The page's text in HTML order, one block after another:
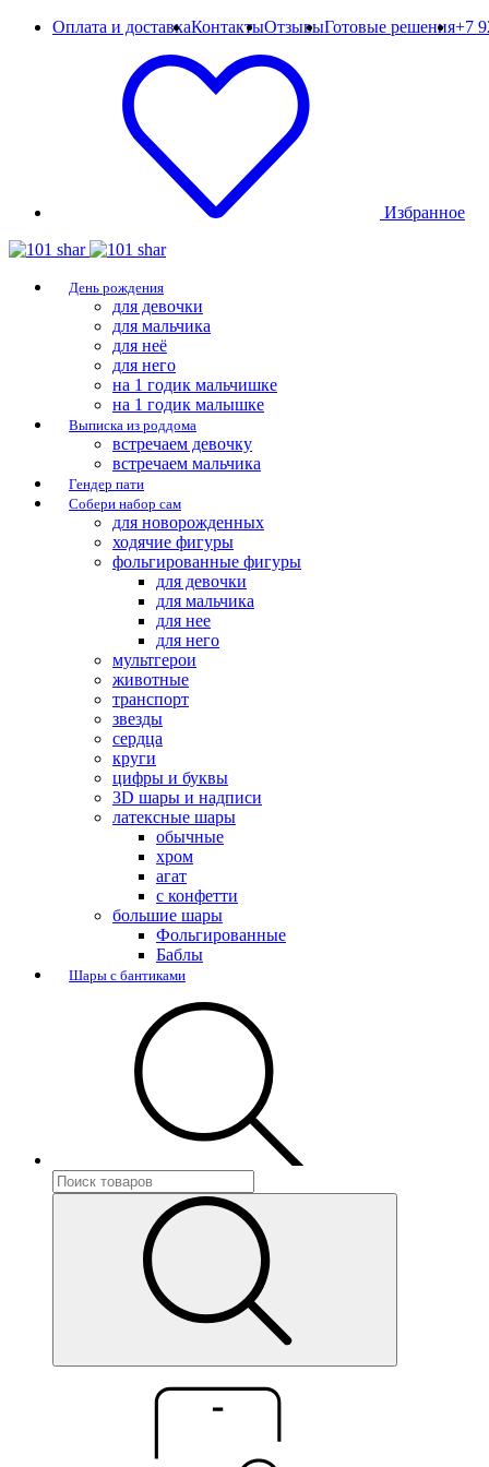
Оплата и доставкаКонтактыОтзывыГотовые решения+7
Избранное
День рождения
для девочки
для мальчика
для неё
для него
на 1 годик мальчишке
на 1 годик малышке
Выписка из роддома
встречаем девочку
встречаем мальчика
Гендер пати
Собери набор сам
для новорожденных
ходячие фигуры
фольгированные фигуры
для девочки
для мальчика
для нее
для него
мультгерои
животные
транспорт
звезды
сердца
круги
цифры и буквы
3D шары и надписи
латексные шары
обычные
хром
агат
с конфетти
большие шары
Фольгированные
Баблы
Шары с бантиками